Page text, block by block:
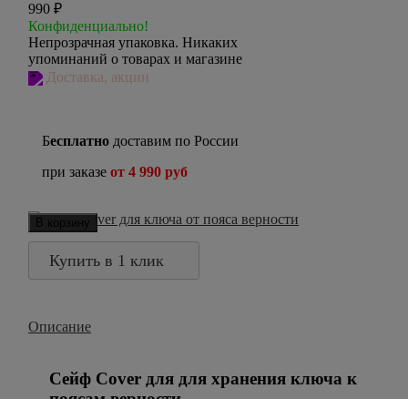
990 ₽
Конфиденциально!
Непрозрачная упаковка. Никаких
упоминаний о товарах и магазине
Доставка, акции
Бесплатно доставим по России
при заказе от 4 990 руб
В корзину
Купить в 1 клик
Описание
Сейф Cover для для хранения ключа к